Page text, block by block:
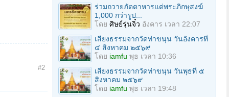
#2
ร่วมถวายภัตตาหารแด่พระภิกษุสงฆ์
1,000 กว่ารูป...
โดย ศิษย์รุ่นจิ๋ว อังคาร เวลา 22:07
เสียงธรรมจากวัดท่าขนุน วันอังคารที่
๔ สิงหาคม ๒๕๖๙
โดย iamfu พุธ เวลา 10:36
เสียงธรรมจากวัดท่าขนุน วันพุธที่ ๕
สิงหาคม ๒๕๖๙
โดย iamfu พุธ เวลา 19:48